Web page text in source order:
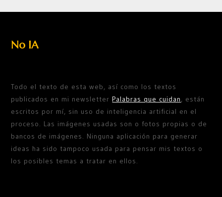
No IA
Todo el texto de esta web, así como los textos
publicados en mi newsletterPalabras que cuidan, están
escritos por mí, sin uso de inteligencia artificial en el
proceso. Las imágenes usadas son o fotos propias o de
bancos de imágenes. Ninguna aplicación para generar
ideas ha sido tampoco usada para pensar mis textos o
los posibles temas a tratar en ellos.